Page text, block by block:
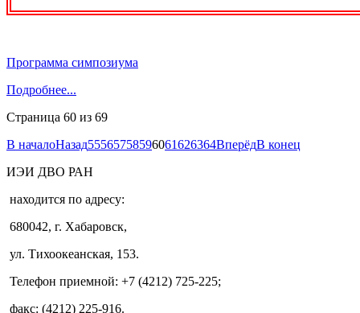
Программа симпозиума
Подробнее...
Страница 60 из 69
В началоНазад55565758596061626364ВперёдВ конец
ИЭИ ДВО РАН
находится по адресу:
680042, г. Хабаровск,
ул. Тихоокеанская, 153.
Телефон приемной: +7 (4212) 725-225;
факс: (4212) 225-916.